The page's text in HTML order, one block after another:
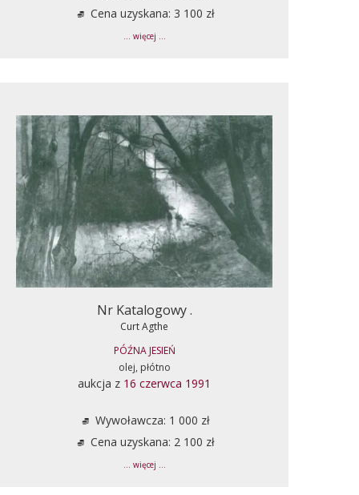
Cena uzyskana: 3 100 zł
... więcej ...
Nr Katalogowy .
Curt Agthe
PÓŹNA JESIEŃ
olej, płótno
aukcja z 16 czerwca 1991
Wywoławcza: 1 000 zł
Cena uzyskana: 2 100 zł
... więcej ...